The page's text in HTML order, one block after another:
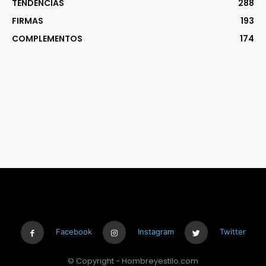
TENDENCIAS
288
FIRMAS
193
COMPLEMENTOS
174
Facebook Instagram Twitter
© Copyright - Hombreyestilo.com